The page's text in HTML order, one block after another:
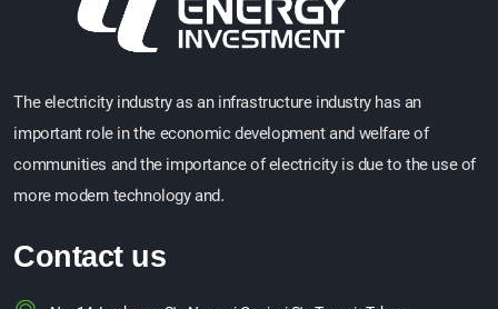
The electricity industry as an infrastructure industry has an
important role in the economic development and welfare of
communities and the importance of electricity is due to the use of
more modern technology and.
Contact us